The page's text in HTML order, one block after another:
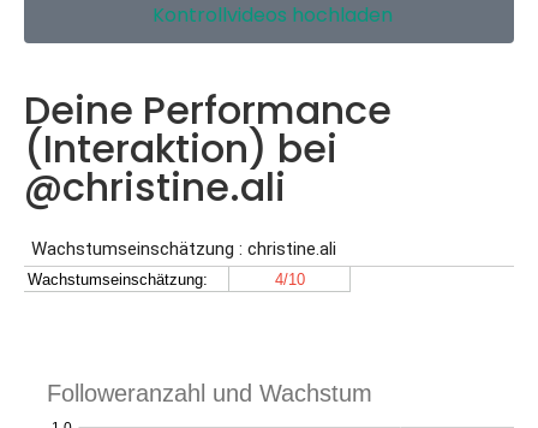
Kontrollvideos hochladen
Deine Performance
(Interaktion) bei
@christine.ali